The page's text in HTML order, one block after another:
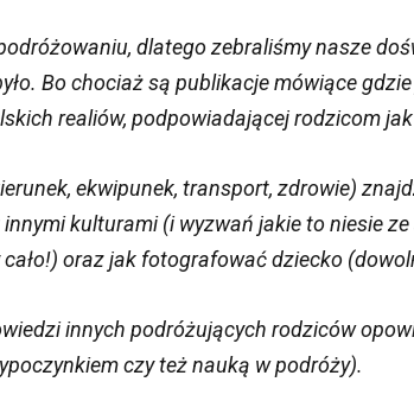
dlatego zebraliśmy nasze
Bo chociaż są publikacje mówiące
realiów, podpowiadającej rodzicom
ekwipunek, transport, zdrowie)
kulturami (i wyzwań jakie to niesie
oraz jak fotografować dziecko
innych podróżujących rodziców
czy też nauką w podróży).